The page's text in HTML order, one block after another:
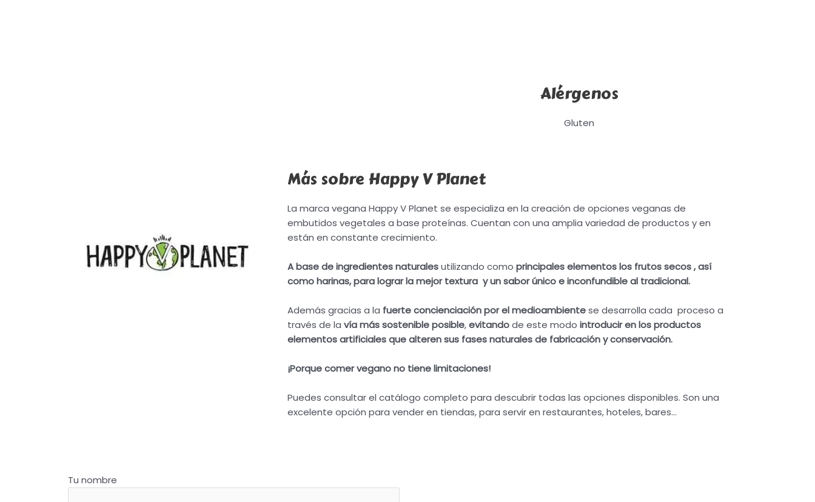
Alérgenos
Gluten
Más sobre Happy V Planet
La marca vegana Happy V Planet se especializa en la creación de opciones veganas de
embutidos vegetales a base proteínas. Cuentan con una amplia variedad de productos y en
están en constante crecimiento.
A base de ingredientes naturalesutilizando como principales elementos los frutos secos , así
como harinas, para lograr la mejor textura y un sabor único e inconfundible al tradicional.
Además gracias a la fuerte concienciación por el medioambientese desarrolla cada proceso a
través de la vía más sostenible posible,evitandode este modo introducir en los productos
elementos artificiales que alteren sus fases naturales de fabricación y conservación.
¡Porque comer vegano no tiene limitaciones!
Puedes consultar el catálogo completo para descubrir todas las opciones disponibles. Son una
excelente opción para vender en tiendas, para servir en restaurantes, hoteles, bares…
Tu nombre